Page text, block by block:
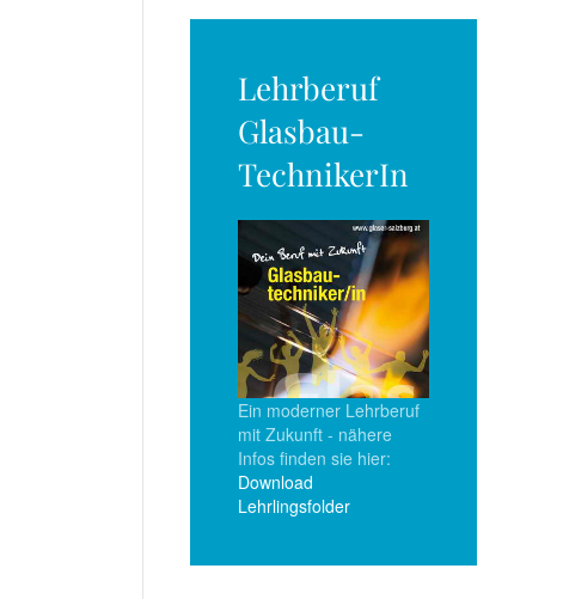
Lehrberuf
Glasbau-
TechnikerIn
Ein moderner Lehrberuf
mit Zukunft - nähere
Infos finden sie hier:
Download
Lehrlingsfolder